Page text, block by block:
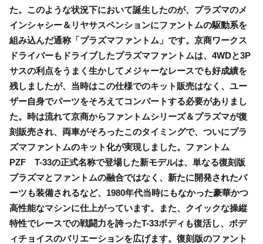
た。このような状況下において誕生したのが、プラズマのメ
インシャシー＆リヤサスペンションにファントムの駆動系を
組み込んだ通称「プラズマファントム」です。京商ワークス
ドライバーもドライブしたプラズマファントムは、4WDと3P
サスの利点をうまく生かしてメジャーなレースでも好成績を
残しましたが、当時はこの仕様でのキット販売はなく、ユー
ザー自身でパーツをそろえてコンバートする必要がありまし
た。時は流れて京商からファントムシリーズ＆プラズマが復
刻販売され、両車がそろったこのタイミングで、ついにプラ
ズマファントムのキット化が実現しました。ファントム
PZF T-33の正式名称で登場した新モデルは、単なる復刻版
プラズマとファントムの融合ではなく、新たに開発されたパ
ーツも装備されるなど、1980年代当時にもなかった豪華かつ
高性能なマシンに仕上がっています。また、クイックな操縦
特性でレースでの戦闘力を誇ったT-33ボディも復活し、ボデ
ィチョイスのバリエーションを広げます。復刻版のファント